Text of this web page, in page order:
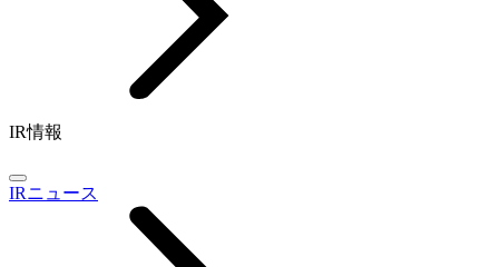
IR情報
IRニュース